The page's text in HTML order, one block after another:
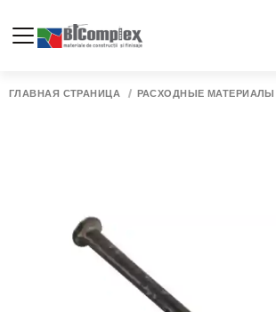
ГЛАВНАЯ СТРАНИЦА РАСХОДНЫЕ МАТЕРИАЛЫ